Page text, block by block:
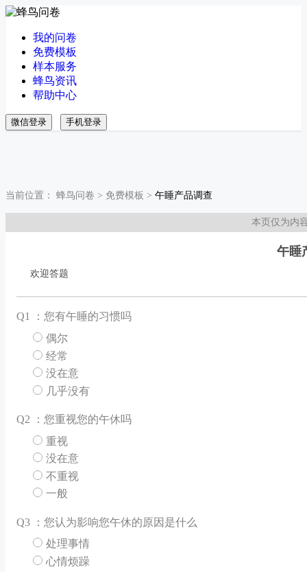
我的问卷
免费模板
样本服务
蜂鸟资讯
帮助中心
微信登录 手机登录
当前位置： 蜂鸟问卷 > 免费模板 > 午睡产品调查
本页仅为内
午睡
欢迎答题
Q1 ：您有午睡的习惯吗
偶尔
经常
没在意
几乎没有
Q2 ：您重视您的午休吗
重视
没在意
不重视
一般
Q3 ：您认为影响您午休的原因是什么
处理事情
心情烦躁